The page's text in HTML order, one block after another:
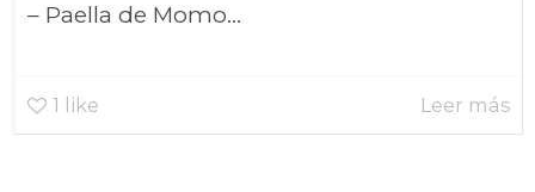
– Paella de Momo...
1 like Leer más